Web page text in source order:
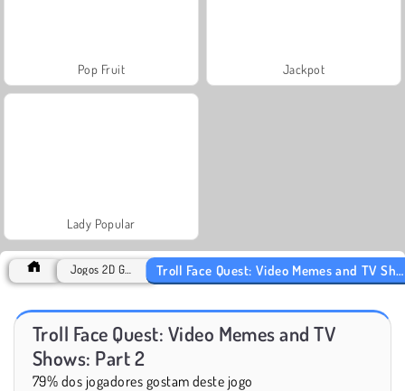
Pop Fruit Jackpot
Lady Popular
Troll Face Quest: Video Memes and TV
Shows: Part 2
79% dos jogadores gostam deste jogo